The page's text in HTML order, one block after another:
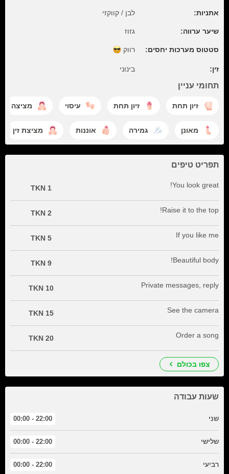
אתניות: לבן / קווקזי
שיער ערווה: גזוז
סטטוס מערכות יחסים: רווק
זין: בינוני
תחומי עניין
זיון תחת זיון תחת עיסוי מציצה
מאונן גמירה אוננות מציצת זין
תפריט טיפים
You look great!
1 TKN
Raise it to the top!
2 TKN
If you like me
5 TKN
Beautiful body!
9 TKN
Private messages, reply
10 TKN
See the camera
15 TKN
Order a song
20 TKN
צפו בכולם
שעות עבודה
שני 22:00 - 00:00
שלישי 22:00 - 00:00
רביעי 22:00 - 00:00